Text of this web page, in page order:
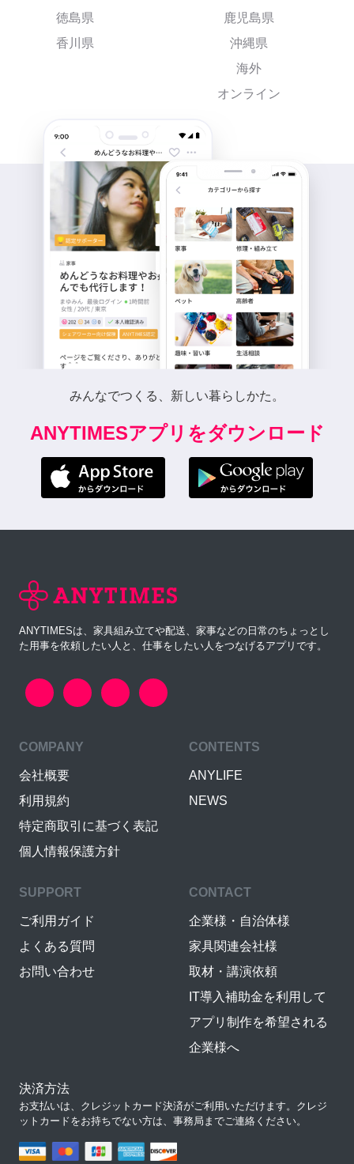
徳島県
香川県
鹿児島県
沖縄県
海外
オンライン
みんなでつくる、新しい暮らしかた。
ANYTIMESアプリをダウンロード
ANYTIMESは、家具組み立てや配送、家事などの日常のちょっとし
た用事を依頼したい人と、仕事をしたい人をつなげるアプリです。
COMPANY
会社概要
利用規約
特定商取引に基づく表記
個人情報保護方針
CONTENTS
ANYLIFE
NEWS
SUPPORT
ご利用ガイド
よくある質問
お問い合わせ
CONTACT
企業様・自治体様
家具関連会社様
取材・講演依頼
IT導入補助金を利用して
アプリ制作を希望される
企業様へ
決済方法
お支払いは、クレジットカード決済がご利用いただけます。クレジ
ットカードをお持ちでない方は、事務局までご連絡ください。